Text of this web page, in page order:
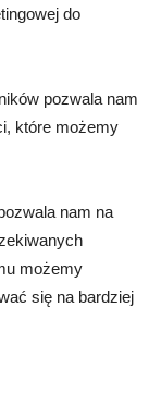
do
pozwala nam
które możemy
nam na
możemy
się na bardziej